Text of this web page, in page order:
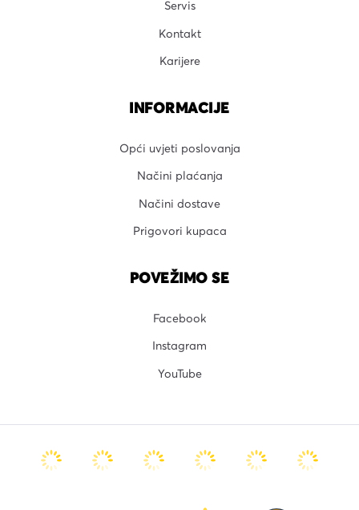
Servis
Kontakt
Karijere
INFORMACIJE
Opći uvjeti poslovanja
Načini plaćanja
Načini dostave
Prigovori kupaca
POVEŽIMO SE
Facebook
Instagram
YouTube